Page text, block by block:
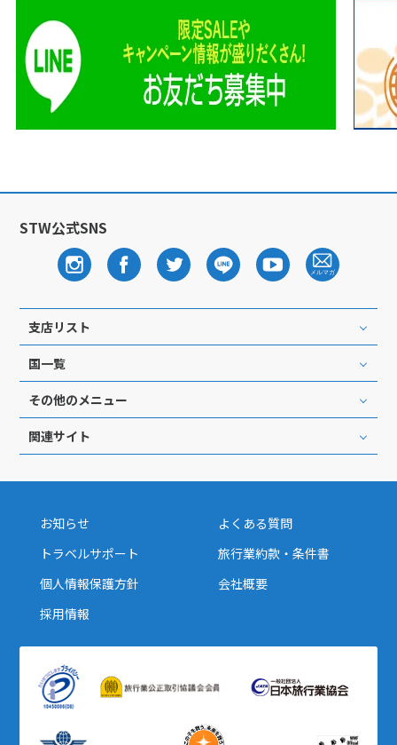
STW公式SNS
支店リスト
国一覧
その他のメニュー
関連サイト
お知らせ
よくある質問
トラベルサポート
旅行業約款・条件書
個人情報保護方針
会社概要
採用情報